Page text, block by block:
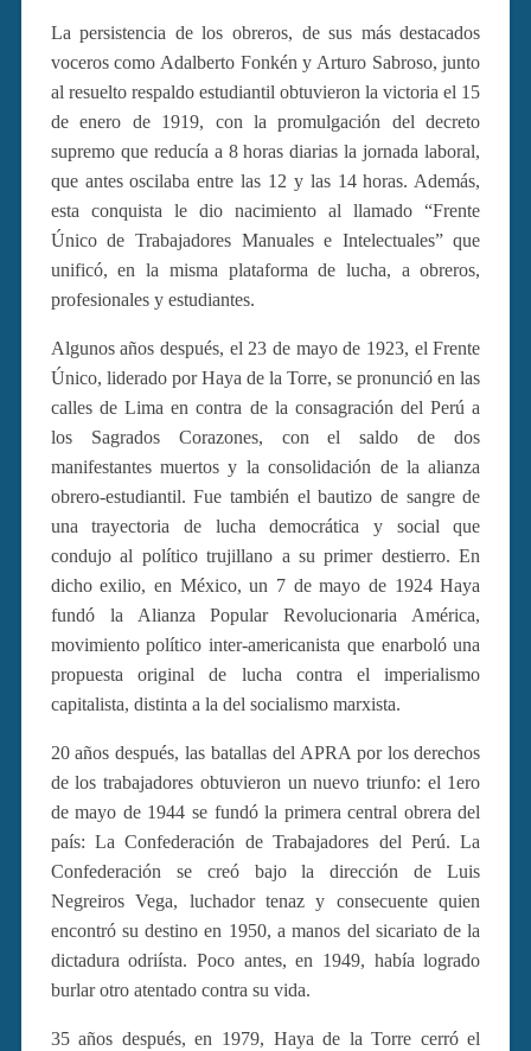
La persistencia de los obreros, de sus más destacados
voceros como Adalberto Fonkén y Arturo Sabroso, junto
al resuelto respaldo estudiantil obtuvieron la victoria el 15
de enero de 1919, con la promulgación del decreto
supremo que reducía a 8 horas diarias la jornada laboral,
que antes oscilaba entre las 12 y las 14 horas. Además,
esta conquista le dio nacimiento al llamado “Frente
Único de Trabajadores Manuales e Intelectuales” que
unificó, en la misma plataforma de lucha, a obreros,
profesionales y estudiantes.
Algunos años después, el 23 de mayo de 1923, el Frente
Único, liderado por Haya de la Torre, se pronunció en las
calles de Lima en contra de la consagración del Perú a
los Sagrados Corazones, con el saldo de dos
manifestantes muertos y la consolidación de la alianza
obrero-estudiantil. Fue también el bautizo de sangre de
una trayectoria de lucha democrática y social que
condujo al político trujillano a su primer destierro. En
dicho exilio, en México, un 7 de mayo de 1924 Haya
fundó la Alianza Popular Revolucionaria América,
movimiento político inter-americanista que enarboló una
propuesta original de lucha contra el imperialismo
capitalista, distinta a la del socialismo marxista.
20 años después, las batallas del APRA por los derechos
de los trabajadores obtuvieron un nuevo triunfo: el 1ero
de mayo de 1944 se fundó la primera central obrera del
país: La Confederación de Trabajadores del Perú. La
Confederación se creó bajo la dirección de Luis
Negreiros Vega, luchador tenaz y consecuente quien
encontró su destino en 1950, a manos del sicariato de la
dictadura odriísta. Poco antes, en 1949, había logrado
burlar otro atentado contra su vida.
35 años después, en 1979, Haya de la Torre cerró el